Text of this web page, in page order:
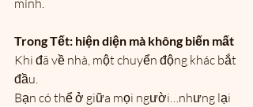
mình.
Trong Tết: hiện diện mà không biến mất
Khi đã về nhà, một chuyển động khác bắt
đầu.
Bạn có thể ở giữa mọi người…nhưng lại